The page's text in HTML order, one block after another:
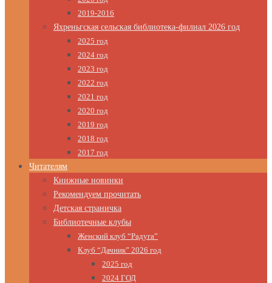
2019-2016
Яхреньгская сельская библиотека-филиал 2026 год
2025 год
2024 год
2023 год
2022 год
2021 год
2020 год
2019 год
2018 год
2017 год
Читателям
Книжные новинки
Рекомендуем прочитать
Детская страничка
Библиотечные клубы
Женский клуб “Радуга”
Клуб “Дачник” 2026 год
2025 год
2024 ГОД